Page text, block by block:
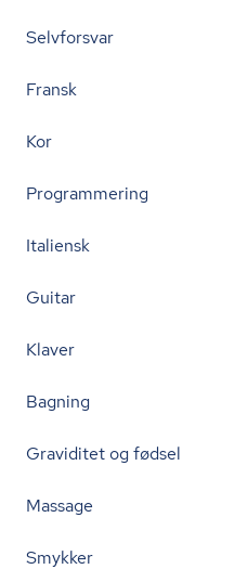
Selvforsvar
Fransk
Kor
Programmering
Italiensk
Guitar
Klaver
Bagning
Graviditet og fødsel
Massage
Smykker